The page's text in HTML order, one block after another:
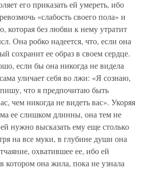
его приказать ей умереть, ибо
«слабость своего пола» и
которая без любви к нему утратит
Она робко надеется, что, если она
сохранит ее образ в своем сердце.
если бы она никогда не видела
уличает себя во лжи: «Я сознаю,
что я предпочитаю быть
чем никогда не видеть вас». Укоряя
ее слишком длинны, она тем не
нужно высказать ему еще столько
на все муки, в глубине души она
охватившее ее, ибо ей
котором она жила, пока не узнала